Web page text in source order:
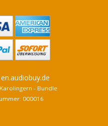
- Bundle
000016